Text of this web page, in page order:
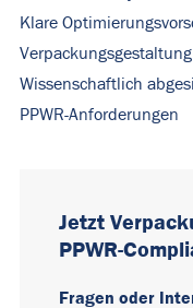
Klare
Verpackungsgestaltung
Wissenschaftlich
PPWR-Anforderungen
Jetzt
PPWR-
Fragen oder